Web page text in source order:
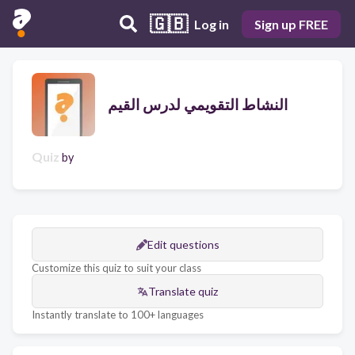
🇬🇧 Log in Sign up FREE
النشاط التقويمي لدرس القيم
Quiz by
Edit questions
Customize this quiz to suit your class
Translate quiz
Instantly translate to 100+ languages